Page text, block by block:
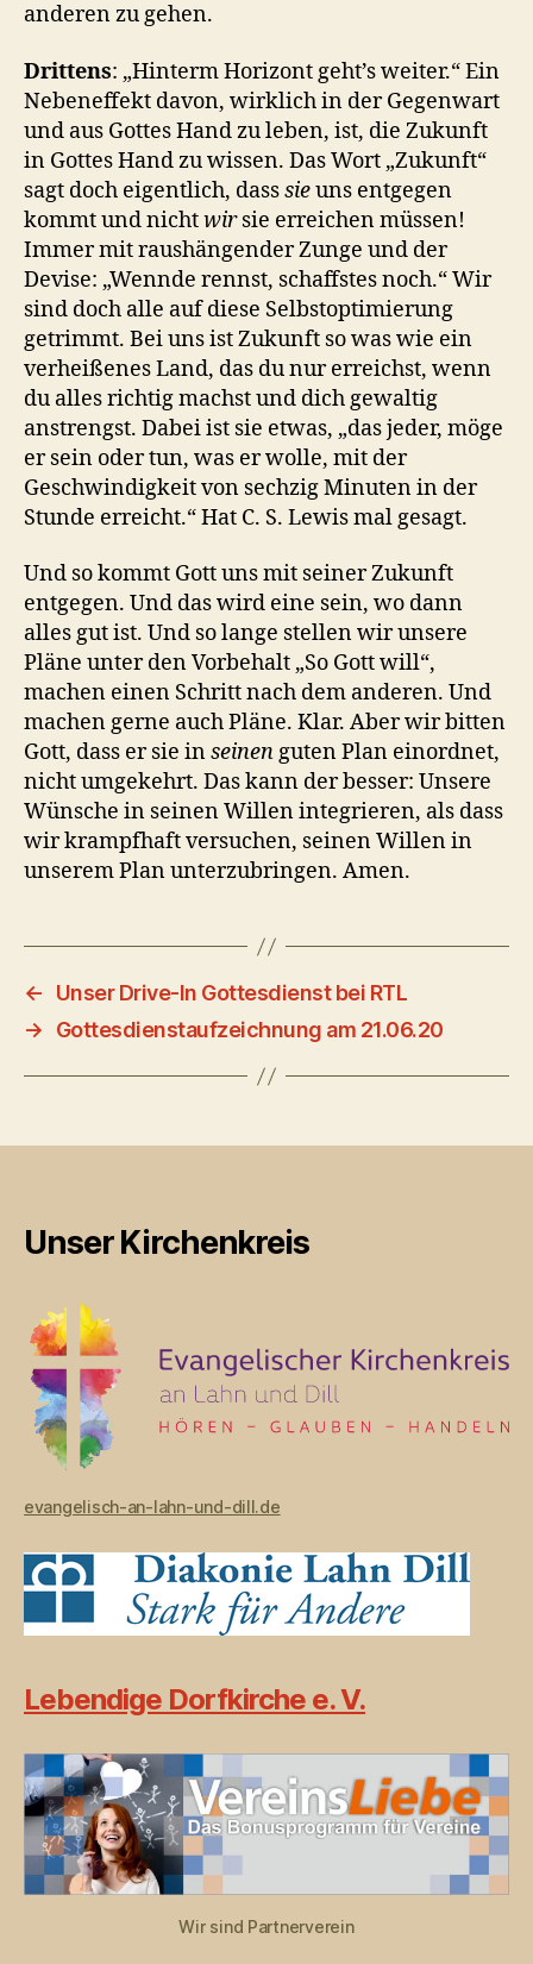
anderen zu gehen.
Drittens: „Hinterm Horizont geht’s weiter.“ Ein
Nebeneffekt davon, wirklich in der Gegenwart
und aus Gottes Hand zu leben, ist, die Zukunft
in Gottes Hand zu wissen. Das Wort „Zukunft“
sagt doch eigentlich, dasssieuns entgegen
kommt und nichtwirsie erreichen müssen!
Immer mit raushängender Zunge und der
Devise: „Wennde rennst, schaffstes noch.“ Wir
sind doch alle auf diese Selbstoptimierung
getrimmt. Bei uns ist Zukunft so was wie ein
verheißenes Land, das du nur erreichst, wenn
du alles richtig machst und dich gewaltig
anstrengst. Dabei ist sie etwas, „das jeder, möge
er sein oder tun, was er wolle, mit der
Geschwindigkeit von sechzig Minuten in der
Stunde erreicht.“ Hat C. S. Lewis mal gesagt.
Und so kommt Gott uns mit seiner Zukunft
entgegen. Und das wird eine sein, wo dann
alles gut ist. Und so lange stellen wir unsere
Pläne unter den Vorbehalt „So Gott will“,
machen einen Schritt nach dem anderen. Und
machen gerne auch Pläne. Klar. Aber wir bitten
Gott, dass er sie inseinenguten Plan einordnet,
nicht umgekehrt. Das kann der besser: Unsere
Wünsche in seinen Willen integrieren, als dass
wir krampfhaft versuchen, seinen Willen in
unserem Plan unterzubringen. Amen.
←
Unser Drive-In Gottesdienst bei RTL
→
Gottesdienstaufzeichnung am 21.06.20
Unser Kirchenkreis
evangelisch-an-lahn-und-dill.de
Lebendige Dorfkirche e. V.
Wir sind Partnerverein